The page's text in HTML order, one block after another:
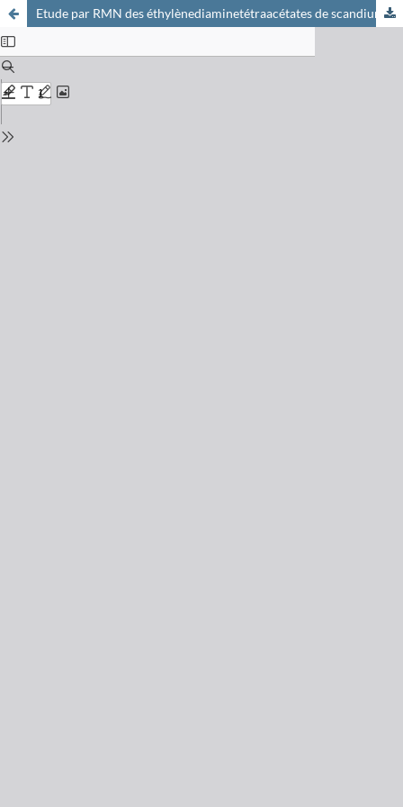
Etude par RMN des éthylènediaminetétraacétates de scandium, yttrium, lanthane et lutécium